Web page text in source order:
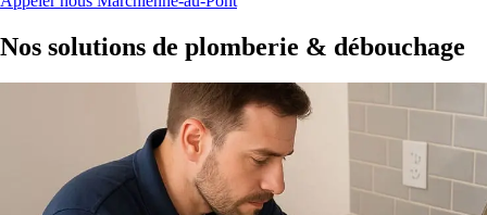
Nos solutions de plomberie & débouchage